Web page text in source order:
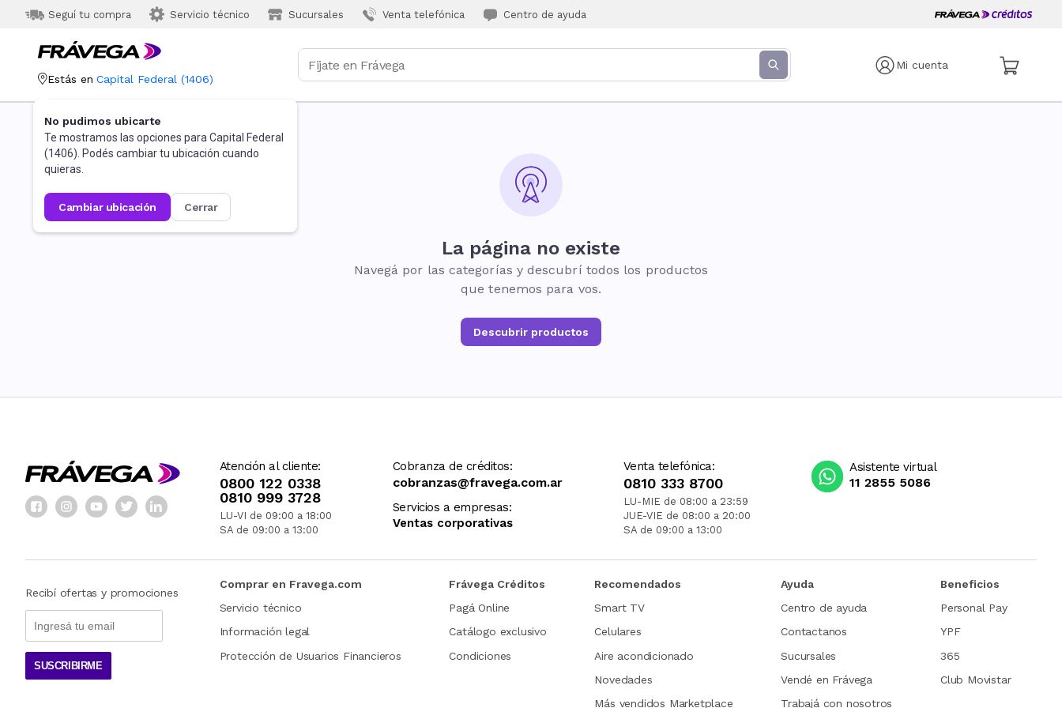
Seguí tu compra Servicio técnico Sucursales Venta telefónica Centro de ayuda
Mi cuenta
Estás en Capital Federal (1406)
No pudimos ubicarte
Te mostramos las opciones para Capital Federal
(1406). Podés cambiar tu ubicación cuando
quieras.
cambiar ubicación cerrar
La página no existe
Navegá por las categorías y descubrí todos los productos
que tenemos para vos.
Descubrir productos
Atención al cliente:
0800 122 0338
0810 999 3728
LU-VI de 09:00 a 18:00
SA de 09:00 a 13:00
Cobranza de créditos:
cobranzas@fravega.com.ar
Servicios a empresas:
Ventas corporativas
Venta telefónica:
0810 333 8700
LU-MIE de 08:00 a 23:59
JUE-VIE de 08:00 a 20:00
SA de 09:00 a 13:00
Asistente virtual
11 2855 5086
Recibí ofertas y promociones
SUSCRIBIRME
Comprar en Fravega.com
Servicio técnico
Información legal
Protección de Usuarios Financieros
Frávega Créditos
Pagá Online
Catálogo exclusivo
Condiciones
Recomendados
Smart TV
Celulares
Aire acondicionado
Novedades
Más vendidos Marketplace
Ayuda
Centro de ayuda
Contactanos
Sucursales
Vendé en Frávega
Trabajá con nosotros
Beneficios
Personal Pay
YPF
365
Club Movistar